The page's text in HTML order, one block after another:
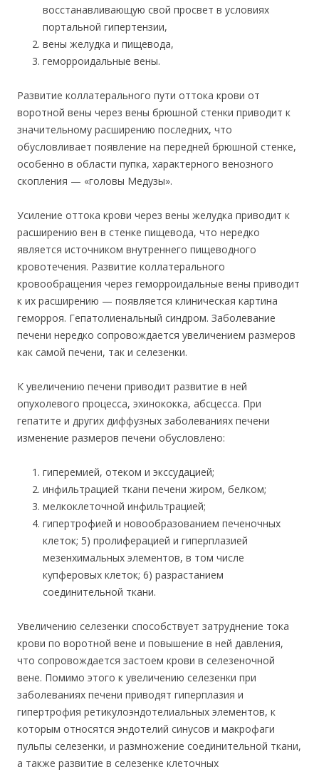
восстанавливающую свой просвет в условиях
портальной гипертензии,
вены желудка и пищевода,
геморроидальные вены.
Развитие коллатерального пути оттока крови от
воротной вены через вены брюшной стенки приводит к
значительному расширению последних, что
обусловливает появление на передней брюшной стенке,
особенно в области пупка, характерного венозного
скопления — «головы Медузы».
Усиление оттока крови через вены желудка приводит к
расширению вен в стенке пищевода, что нередко
является источником внутреннего пищеводного
кровотечения. Развитие коллатерального
кровообращения через геморроидальные вены приводит
к их расширению — появляется клиническая картина
геморроя. Гепатолиенальный синдром. Заболевание
печени нередко сопровождается увеличением размеров
как самой печени, так и селезенки.
К увеличению печени приводит развитие в ней
опухолевого процесса, эхинококка, абсцесса. При
гепатите и других диффузных заболеваниях печени
изменение размеров печени обусловлено:
гиперемией, отеком и экссудацией;
инфильтрацией ткани печени жиром, белком;
мелкоклеточной инфильтрацией;
гипертрофией и новообразованием печеночных
клеток; 5) пролиферацией и гиперплазией
мезенхимальных элементов, в том числе
купферовых клеток; 6) разрастанием
соединительной ткани.
Увеличению селезенки способствует затруднение тока
крови по воротной вене и повышение в ней давления,
что сопровождается застоем крови в селезеночной
вене. Помимо этого к увеличению селезенки при
заболеваниях печени приводят гиперплазия и
гипертрофия ретикулоэндотелиальных элементов, к
которым относятся эндотелий синусов и макрофаги
пульпы селезенки, и размножение соединительной ткани,
а также развитие в селезенке клеточных